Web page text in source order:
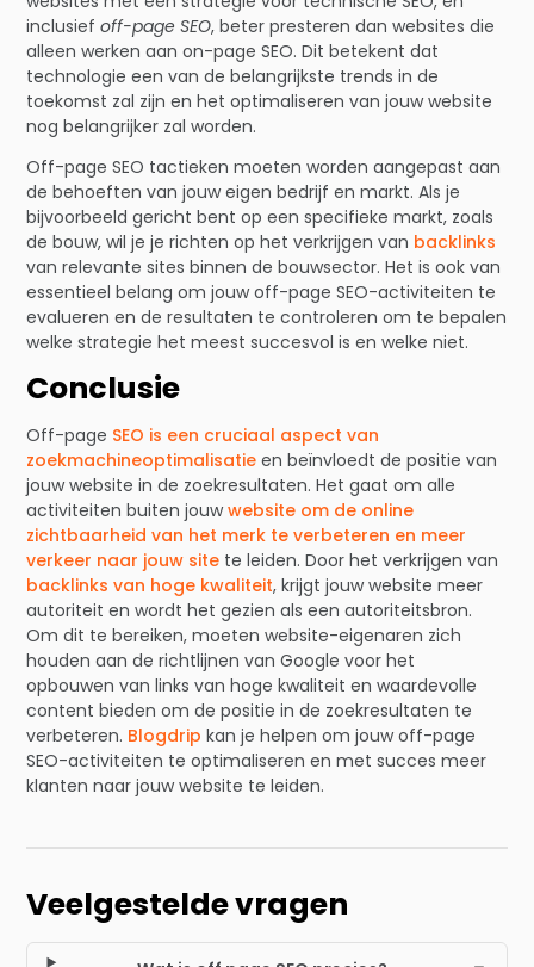
inclusiefoff-page SEO, beter presteren dan websites die
alleen werken aan on-page SEO. Dit betekent dat
technologie een van de belangrijkste trends in de
toekomst zal zijn en het optimaliseren van jouw website
nog belangrijker zal worden.
Off-page SEO tactieken moeten worden aangepast aan
de behoeften van jouw eigen bedrijf en markt. Als je
bijvoorbeeld gericht bent op een specifieke markt, zoals
de bouw, wil je je richten op het verkrijgen van backlinks
van relevante sites binnen de bouwsector. Het is ook van
essentieel belang om jouw off-page SEO-activiteiten te
evalueren en de resultaten te controleren om te bepalen
welke strategie het meest succesvol is en welke niet.
Conclusie
Off-page SEO is een cruciaal aspect van
zoekmachineoptimalisatie en beïnvloedt de positie van
jouw website in de zoekresultaten. Het gaat om alle
activiteiten buiten jouwwebsite om de online
zichtbaarheid van het merk te verbeteren en meer
verkeer naar jouw site te leiden. Door het verkrijgen van
backlinks van hoge kwaliteit, krijgt jouw website meer
autoriteit en wordt het gezien als een autoriteitsbron.
Om dit te bereiken, moeten website-eigenaren zich
houden aan de richtlijnen van Google voor het
opbouwen van links van hoge kwaliteit en waardevolle
content bieden om de positie in de zoekresultaten te
verbeteren. Blogdrip kan je helpen om jouw off-page
SEO-activiteiten te optimaliseren en met succes meer
klanten naar jouw website te leiden.
Veelgestelde vragen